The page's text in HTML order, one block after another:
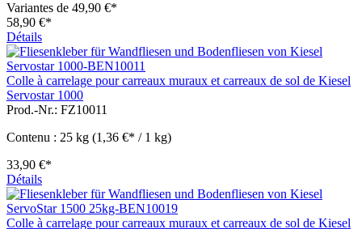
Variantes de 49,90 €*
58,90 €*
Détails
Colle à carrelage pour carreaux muraux et carreaux de sol de Kiesel
Servostar 1000
Prod.-Nr.: FZ10011
Contenu : 25 kg (1,36 €* / 1 kg)
33,90 €*
Détails
Colle à carrelage pour carreaux muraux et carreaux de sol de Kiesel